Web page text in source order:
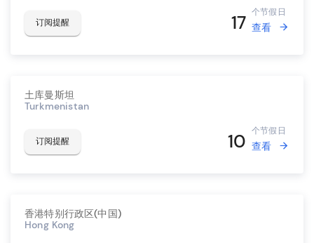
订阅提醒 17 个节假日
查看
土库曼斯坦
Turkmenistan
订阅提醒 10 个节假日
查看
香港特别行政区(中国)
Hong Kong